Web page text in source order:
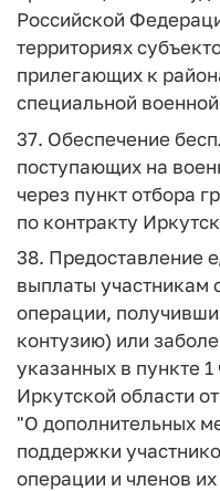
Российской
территориях
прилегающих к
специальной
37. Обеспечение
поступающих на
через пункт отбора
по контракту
38. Предоставление
выплаты участникам
операции,
контузию) или
указанных в пункте 1
Иркутской области
"О дополнительных
поддержки
операции и членов